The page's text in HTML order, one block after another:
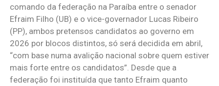
comando da federação na Paraíba entre o senador
Efraim Filho (UB) e o vice-governador Lucas Ribeiro
(PP), ambos pretensos candidatos ao governo em
2026 por blocos distintos, só será decidida em abril,
“com base numa avalição nacional sobre quem estiver
mais forte entre os candidatos”. Desde que a
federação foi instituída que tanto Efraim quanto